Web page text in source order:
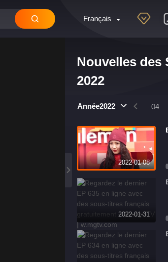
Français
Nouvelles des
2022
Année2022
07 06 05 04
2022-01-08
2022-01-31